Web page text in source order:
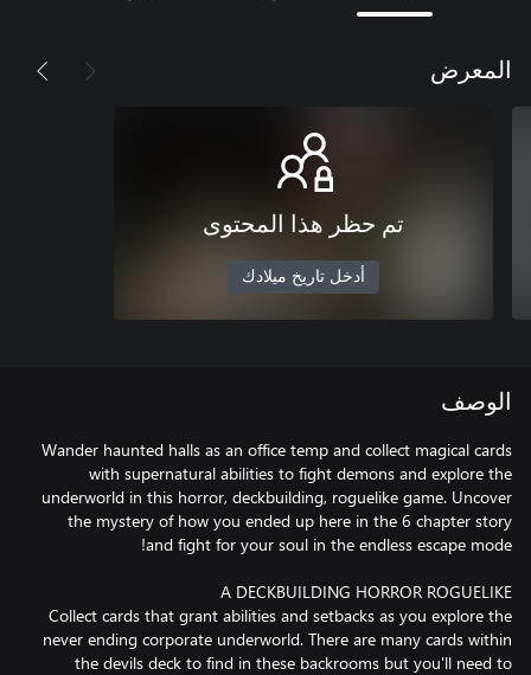
المعرض
تم حظر هذا المحتوى
أدخل تاريخ ميلادك
الوصف
Wander haunted halls as an office temp and collect magical cards
with supernatural abilities to fight demons and explore the
underworld in this horror, deckbuilding, roguelike game. Uncover
the mystery of how you ended up here in the 6 chapter story
Collect cards that grant abilities and setbacks as you explore the
never ending corporate underworld. There are many cards within
the devils deck to find in these backrooms but you'll need to